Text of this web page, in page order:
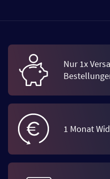
Nur 1x
1 Monat